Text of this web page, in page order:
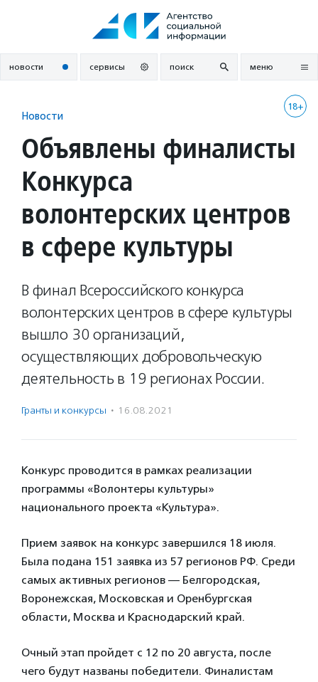
новости сервисы поиск меню
18+
Новости
Объявлены финалисты
Конкурса
волонтерских центров
в сфере культуры
В финал Всероссийского конкурса
волонтерских центров в сфере культуры
вышло 30 организаций,
осуществляющих добровольческую
деятельность в 19 регионах России.
Гранты и конкурсы · 16.08.2021
Конкурс проводится в рамках реализации
программы «Волонтеры культуры»
национального проекта «Культура».
Прием заявок на конкурс завершился 18 июля.
Была подана 151 заявка из 57 регионов РФ. Среди
самых активных регионов — Белгородская,
Воронежская, Московская и Оренбургская
области, Москва и Краснодарский край.
Очный этап пройдет с 12 по 20 августа, после
чего будут названы победители. Финалистам